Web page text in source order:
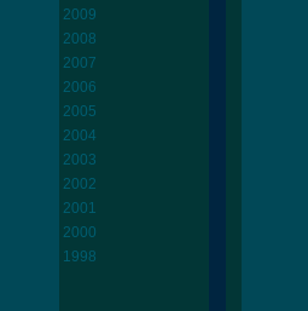
2009
2008
2007
2006
2005
2004
2003
2002
2001
2000
1998